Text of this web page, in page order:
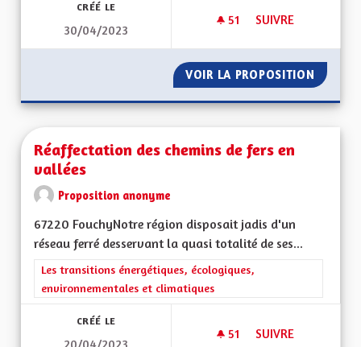
CRÉÉ LE
30/04/2023
51 51 ABONNÉS
SUIVRE
VOIR LA PROPOSITION
Réaffectation des chemins de fers en
vallées
Proposition anonyme
67220 FouchyNotre région disposait jadis d'un
réseau ferré desservant la quasi totalité de ses...
Filtrer les résultats de la catégorie : Les transitions
Les transitions énergétiques, écologiques,
environnementales et climatiques
CRÉÉ LE
51 51 ABONNÉS
SUIVRE